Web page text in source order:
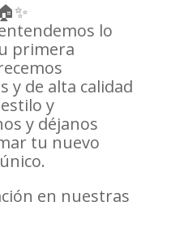
lo
primera
y de alta calidad
y
y déjanos
tu nuevo
en nuestras